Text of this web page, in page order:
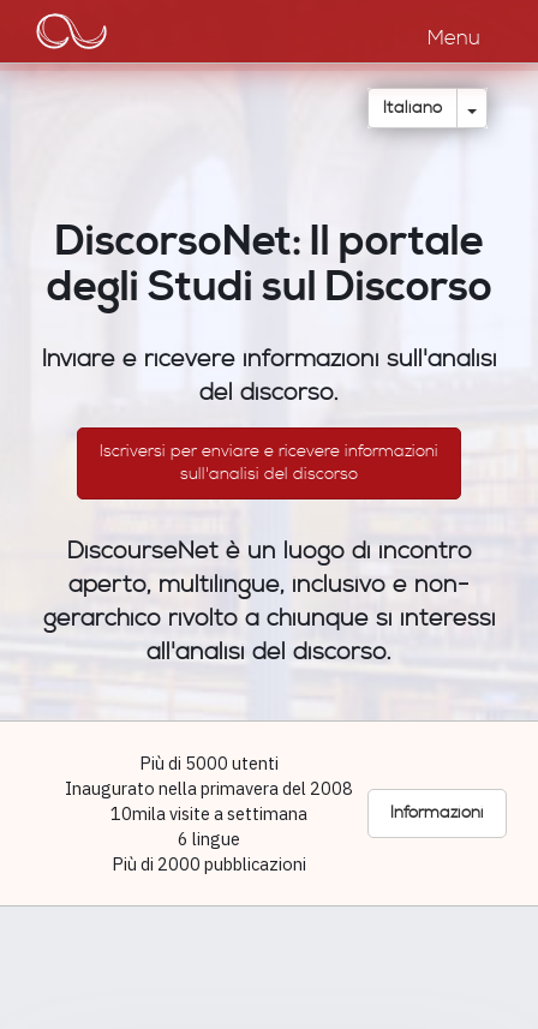
contenuto
principale
Main
navigation
Menu
Italiano Toggle
DiscorsoNet: Il portale
degli Studi sul Discorso
Inviare e ricevere informazioni sull'analisi
del discorso.
Iscriversi per enviare e ricevere informazioni
sull'analisi del discorso
DiscourseNet è un luogo di incontro
aperto, multilingue, inclusivo e non-
gerarchico rivolto a chiunque si interessi
all'analisi del discorso.
Più di 5000 utenti
Inaugurato nella primavera del 2008
10mila visite a settimana
6 lingue
Più di 2000 pubblicazioni
Informazioni